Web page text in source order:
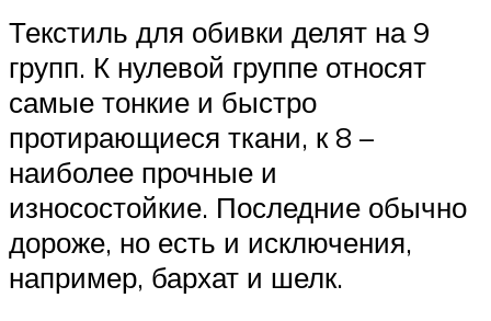
Текстиль для обивки делят на 9
групп. К нулевой группе относят
самые тонкие и быстро
протирающиеся ткани, к 8 –
наиболее прочные и
износостойкие. Последние обычно
дороже, но есть и исключения,
например, бархат и шелк.